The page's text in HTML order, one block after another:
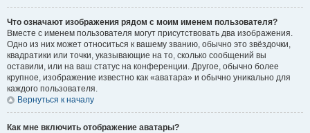
Что означают изображения рядом с моим именем пользователя?
Вместе с именем пользователя могут присутствовать два изображения.
Одно из них может относиться к вашему званию, обычно это звёздочки,
квадратики или точки, указывающие на то, сколько сообщений вы
оставили, или на ваш статус на конференции. Другое, обычно более
крупное, изображение известно как «аватара» и обычно уникально для
каждого пользователя.
Вернуться к началу
Как мне включить отображение аватары?